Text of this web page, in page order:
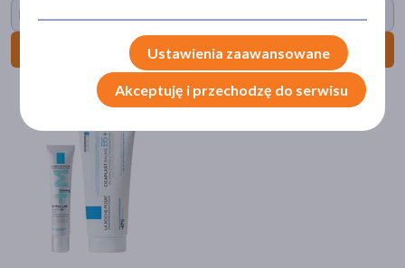
Box opieka za 1 grosz
Do koszyka
(16)
Specyfika
Bez alkoholu(16)
Dla alergików
Bez substancji zapachowych
Ustawienia zaawansowane
Akceptuję i przechodzę do serwisu